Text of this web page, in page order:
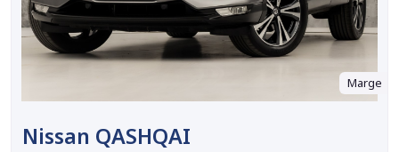
Marge
Nissan QASHQAI